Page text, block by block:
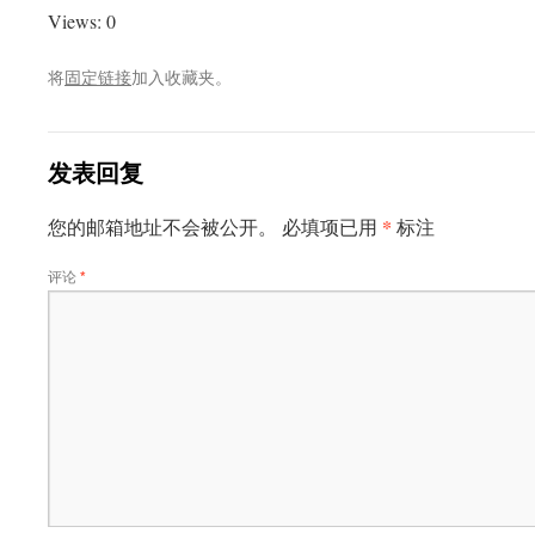
Views: 0
将固定链接加入收藏夹。
发表回复
您的邮箱地址不会被公开。 必填项已用 * 标注
评论*